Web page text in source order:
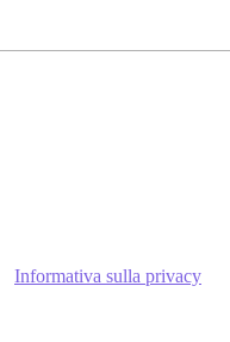
Informativa sulla privacy